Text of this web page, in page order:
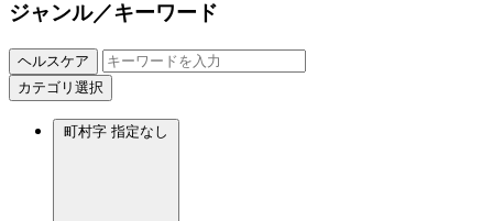
ジャンル／キーワード
ヘルスケア
カテゴリ選択
町村字 指定なし